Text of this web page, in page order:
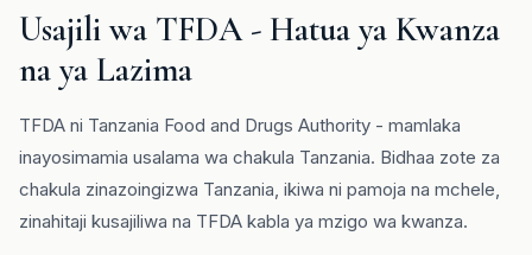
Usajili wa TFDA - Hatua ya Kwanza
na ya Lazima
TFDA ni Tanzania Food and Drugs Authority - mamlaka
inayosimamia usalama wa chakula Tanzania. Bidhaa zote za
chakula zinazoingizwa Tanzania, ikiwa ni pamoja na mchele,
zinahitaji kusajiliwa na TFDA kabla ya mzigo wa kwanza.